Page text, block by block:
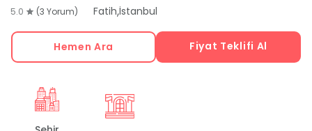
5.0 (3 Yorum) Fatih,İstanbul
Hemen Ara Fiyat Teklifi Al